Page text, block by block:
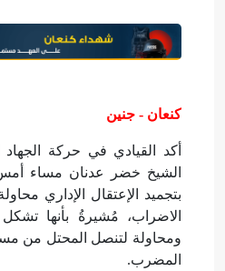
كنعان - جنين
أكد القيادي في حركة
الشيخ خضر عدنان مساء أمس
بتجميد الإعتقال الإداري
الاضراب، مُشيرةُ بأنها
ومحاولة لتنصل المحتل من
المضرب.